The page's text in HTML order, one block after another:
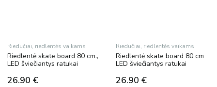
Riedučiai, riedlentės vaikams
Riedlentė skate board 80 cm.,
LED šviečiantys ratukai
26.90 €
Riedučiai, riedlentės vaikams
Riedlentė skate board 80 cm
LED šviečiantys ratukai
26.90 €